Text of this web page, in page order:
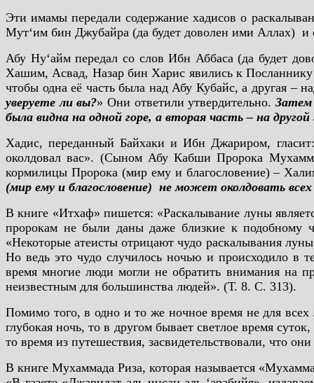
Эти имамы передали содержание хадисов о
Мут‘им бин Джубайра (да будет доволен ими Аллах) и
Абу Ну‘айм передал со слов Ибн Аббаса (да будет
Хашим, Асвад, Назар бин Харис явились к
чтобы одна её часть была над Абу Кубайс, а другая –
уверуете ли вы?» Они ответили утвердительно. Затем
была видна на одной горе, а вторая часть – на
Хадис, переданный Байхаки и Ибн Джариром,
околдовал вас». (Сыном Абу Кабши Пророка
кормилицы Пророка (мир ему и благословение) –
(мир ему и благословение) не может околдовать
В книге «Итхаф» пишется: «Раскалывание луны
пророкам не были даны даже близкие к подобному
«Некоторые атеисты отрицают чудо раскалывания
Но ведь это чудо случилось ночью и происходило в
время многие люди могли не обратить внимания на
неизвестным для большинства людей». (Т. 8. С. 313).
Помимо того, в одно и то же ночное время не для всех
глубокая ночь, то в другом бывает светлое время
то время из путешествия, засвидетельствовали, что
В книге Мухаммада Риза, которая называется